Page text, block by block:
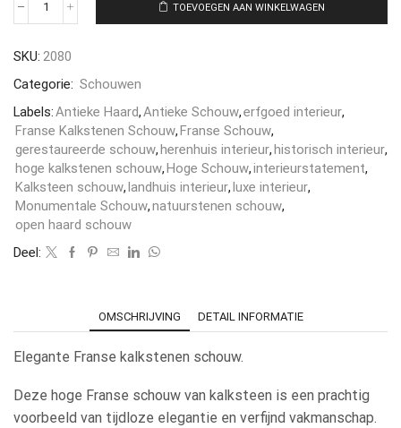
TOEVOEGEN AAN WINKELWAGEN
SKU: 2080
Categorie: Schouwen
Labels:Antieke Haard,Antieke Schouw,erfgoed interieur,
Franse Kalkstenen Schouw,Franse Schouw,
gerestaureerde schouw,herenhuis interieur,historisch interieur,
hoge kalkstenen schouw,Hoge Schouw,interieurstatement,
Kalksteen schouw,landhuis interieur,luxe interieur,
Monumentale Schouw,natuurstenen schouw,
open haard schouw
Deel:
OMSCHRIJVING DETAIL INFORMATIE
Elegante Franse kalkstenen schouw.
Deze hoge Franse schouw van kalksteen is een prachtig
voorbeeld van tijdloze elegantie en verfijnd vakmanschap.